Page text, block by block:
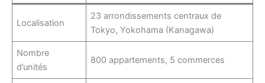
Localisation
23 arrondissements centraux de
Tokyo, Yokohama (Kanagawa)
Nombre
d’unités
800 appartements, 5 commerces